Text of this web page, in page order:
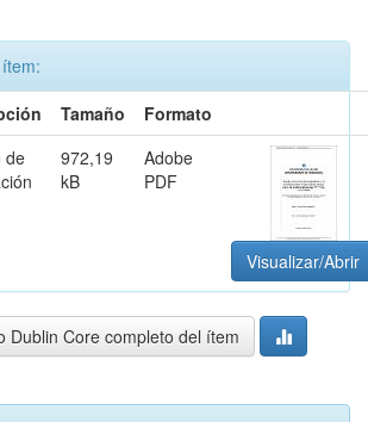
Tamaño
Formato
de
972,19
kB
Adobe
PDF
Visualizar/Abrir
Dublin Core completo del ítem